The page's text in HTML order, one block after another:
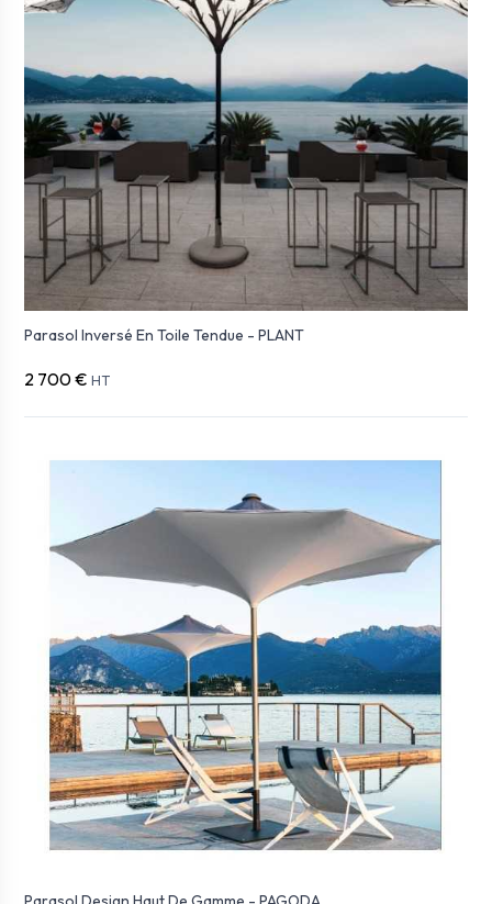
Parasol Inversé En Toile Tendue - PLANT
2 700 € HT